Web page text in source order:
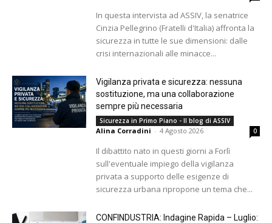
In questa intervista ad ASSIV, la senatrice
Cinzia Pellegrino (Fratelli d'Italia) affronta la
sicurezza in tutte le sue dimensioni: dalle
crisi internazionali alle minacce...
Vigilanza privata e sicurezza: nessuna
sostituzione, ma una collaborazione
sempre più necessaria
Sicurezza in Primo Piano - Il blog di ASSIV
Alina Corradini - 4 Agosto 2026 0
Il dibattito nato in questi giorni a Forlì
sull'eventuale impiego della vigilanza
privata a supporto delle esigenze di
sicurezza urbana ripropone un tema che...
CONFINDUSTRIA: Indagine Rapida – Luglio: